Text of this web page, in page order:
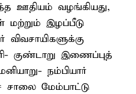
ஊதியம் வழங்கியது,
மற்றும் இழப்பீடு
விவசாயிகளுக்கு
குண்டாறு இணைப்புத்
நம்பியார்
சாலை மேம்பாட்டு